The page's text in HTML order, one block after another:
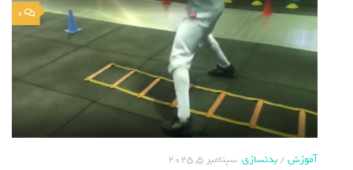
0
آموزش/بدنسازی سپتامبر 5, 2025